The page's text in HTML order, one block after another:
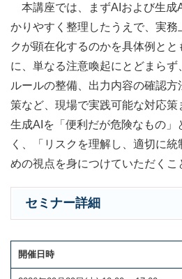
本講座では、まずAIおよび生成
かりやすく整理したうえで、実務
クが顕在化するのかを具体例とと
に、単なる注意喚起にとどまらず
ルールの整備、出力内容の確認
策など、現場で実践可能な対応策
生成AIを「便利だが危険なもの」
く、「リスクを理解し、適切に
めの視点を身につけていただくこ
セミナー詳細
開催日時